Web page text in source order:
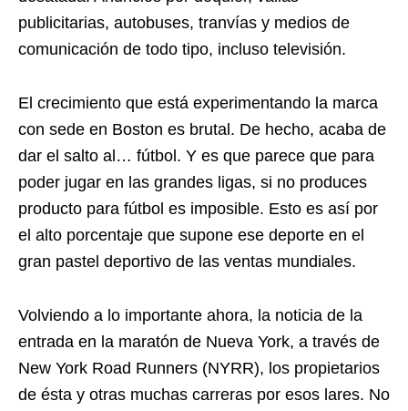
publicitarias, autobuses, tranvías y medios de
comunicación de todo tipo, incluso televisión.
El crecimiento que está experimentando la marca
con sede en Boston es brutal. De hecho, acaba de
dar el salto al… fútbol. Y es que parece que para
poder jugar en las grandes ligas, si no produces
producto para fútbol es imposible. Esto es así por
el alto porcentaje que supone ese deporte en el
gran pastel deportivo de las ventas mundiales.
Volviendo a lo importante ahora, la noticia de la
entrada en la maratón de Nueva York, a través de
New York Road Runners (NYRR), los propietarios
de ésta y otras muchas carreras por esos lares. No